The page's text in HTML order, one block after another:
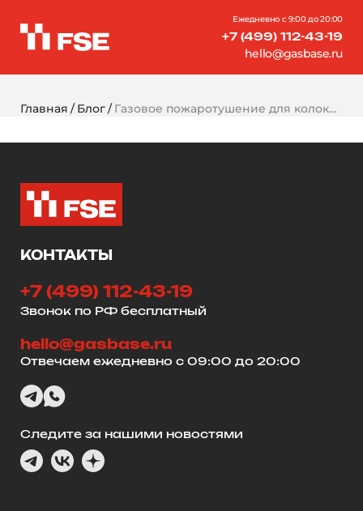
Ежедневно с 9:00 до 20:00
+7 (499) 112-43-19
hello@gasbase.ru
Главная Блог Газовое пожаротушение для колокейшн-центров: требования и особенности
КОНТАКТЫ
+7 (499) 112-43-19
Звонок по РФ бесплатный
hello@gasbase.ru
Отвечаем ежедневно с 09:00 до 20:00
Следите за нашими новостями